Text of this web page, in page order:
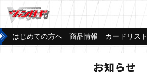
はじめての方へ 商品情報 カードリスト
お知らせ